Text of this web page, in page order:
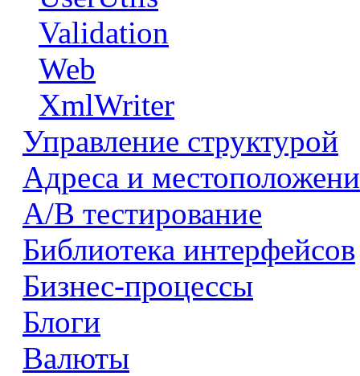
Validation
Web
XmlWriter
Управление структурой
Адреса и
А/В тестирование
Библиотека интерфейсов
Бизнес-процессы
Блоги
Валюты